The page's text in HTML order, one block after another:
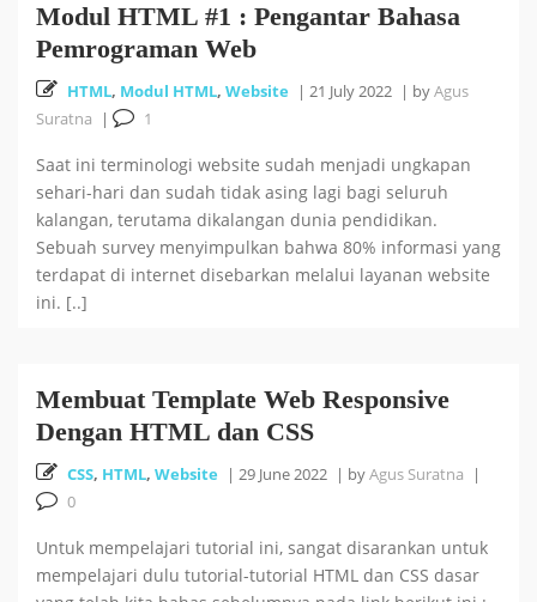
Modul HTML #1 : Pengantar Bahasa
Pemrograman Web
HTML, Modul HTML, Website | 21 July 2022 | byAgus
Suratna
| 1
Saat ini terminologi website sudah menjadi ungkapan
sehari-hari dan sudah tidak asing lagi bagi seluruh
kalangan, terutama dikalangan dunia pendidikan.
Sebuah survey menyimpulkan bahwa 80% informasi yang
terdapat di internet disebarkan melalui layanan website
ini. [..]
Membuat Template Web Responsive
Dengan HTML dan CSS
CSS, HTML, Website | 29 June 2022 | byAgus Suratna
|
0
Untuk mempelajari tutorial ini, sangat disarankan untuk
mempelajari dulu tutorial-tutorial HTML dan CSS dasar